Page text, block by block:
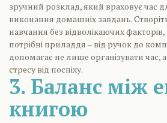
зручний розклад, який враховує час
виконання домашніх завдань.
навчання без відволікаючих
потрібні приладдя – від ручок до
допомагає не лише організувати час,
стресу від поспіху.
3. Баланс між
книгою